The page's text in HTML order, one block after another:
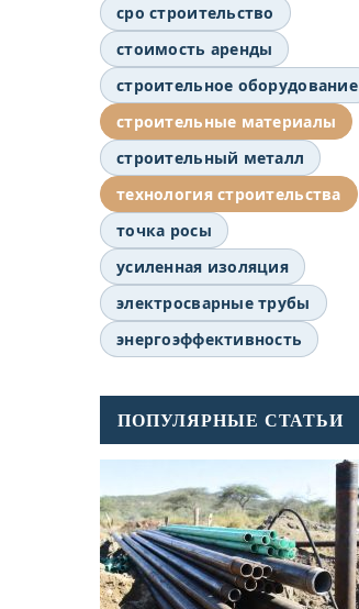
сро строительство
стоимость аренды
строительное оборудование
строительные материалы
строительный металл
технология строительства
точка росы
усиленная изоляция
электросварные трубы
энергоэффективность
ПОПУЛЯРНЫЕ СТАТЬИ